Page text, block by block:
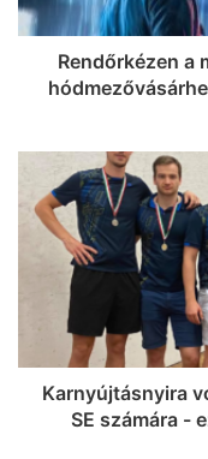
Rendőrkézen a
Karnyújtásnyira
SE számára -